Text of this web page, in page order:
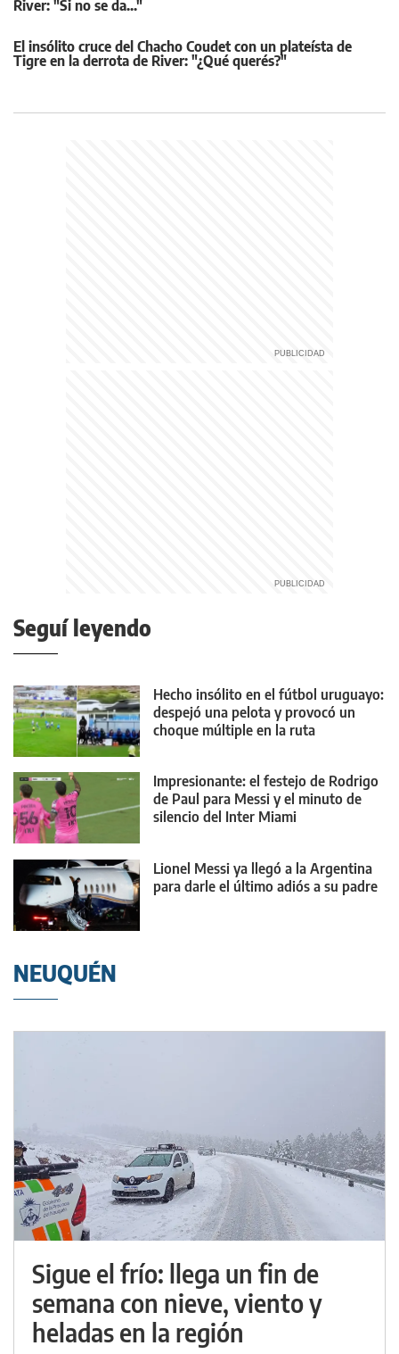
River: "Si no se da..."
El insólito cruce del Chacho Coudet con un plateísta de
Tigre en la derrota de River: "¿Qué querés?"
Seguí leyendo
Hecho insólito en el fútbol uruguayo:
despejó una pelota y provocó un
choque múltiple en la ruta
Impresionante: el festejo de Rodrigo
de Paul para Messi y el minuto de
silencio del Inter Miami
Lionel Messi ya llegó a la Argentina
para darle el último adiós a su padre
NEUQUÉN
Sigue el frío: llega un fin de
semana con nieve, viento y
heladas en la región